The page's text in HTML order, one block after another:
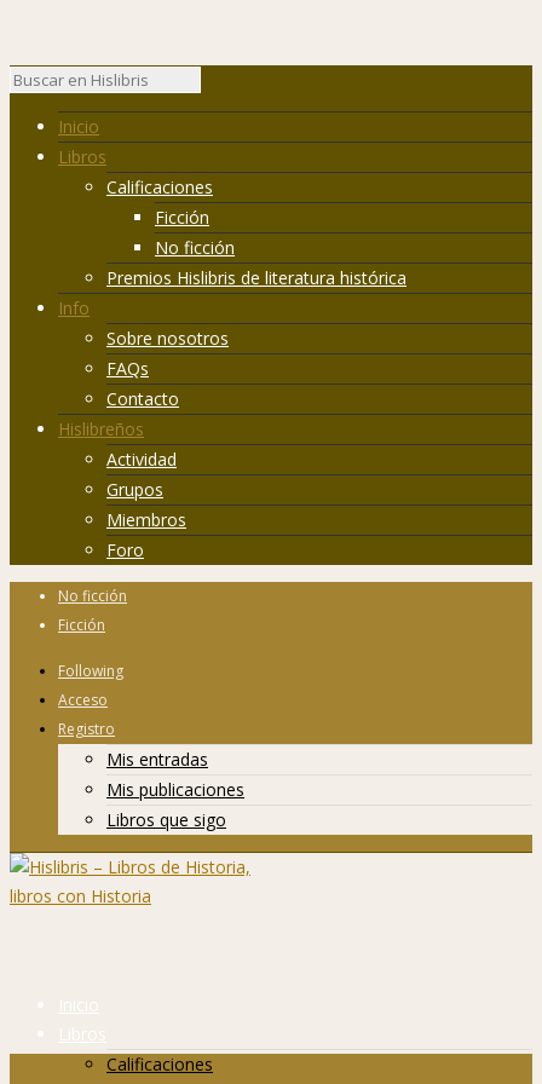
Inicio
Libros
Calificaciones
Ficción
No ficción
Premios Hislibris de literatura histórica
Info
Sobre nosotros
FAQs
Contacto
Hislibreños
Actividad
Grupos
Miembros
Foro
No ficción
Ficción
Following
Acceso
Registro
Mis entradas
Mis publicaciones
Libros que sigo
Inicio
Libros
Calificaciones